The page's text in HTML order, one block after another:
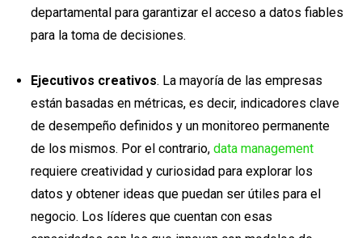
departamental para garantizar el acceso a datos fiables
para la toma de decisiones.
Ejecutivos creativos. La mayoría de las empresas
están basadas en métricas, es decir, indicadores clave
de desempeño definidos y un monitoreo permanente
de los mismos. Por el contrario, data management
requiere creatividad y curiosidad para explorar los
datos y obtener ideas que puedan ser útiles para el
negocio. Los líderes que cuentan con esas